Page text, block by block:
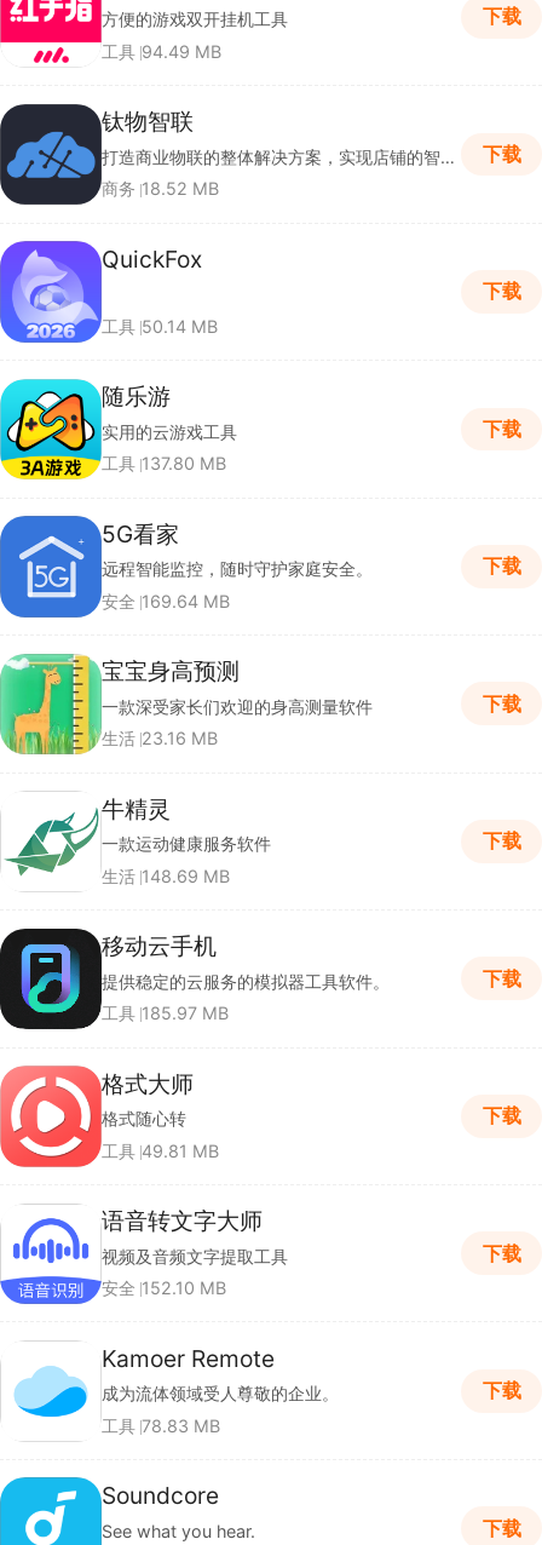
方便的游戏双开挂机工具
工具 94.49 MB
下载
钛物智联
打造商业物联的整体解决方案，实现店铺的智能化管理，最终实现店铺的节能节人内部收益。
商务 18.52 MB
下载
QuickFox
工具 50.14 MB
下载
随乐游
实用的云游戏工具
工具 137.80 MB
下载
5G看家
远程智能监控，随时守护家庭安全。
安全 169.64 MB
下载
宝宝身高预测
一款深受家长们欢迎的身高测量软件
生活 23.16 MB
下载
牛精灵
一款运动健康服务软件
生活 148.69 MB
下载
移动云手机
提供稳定的云服务的模拟器工具软件。
工具 185.97 MB
下载
格式大师
格式随心转
工具 49.81 MB
下载
语音转文字大师
视频及音频文字提取工具
安全 152.10 MB
下载
Kamoer Remote
成为流体领域受人尊敬的企业。
工具 78.83 MB
下载
Soundcore
See what you hear. 下载